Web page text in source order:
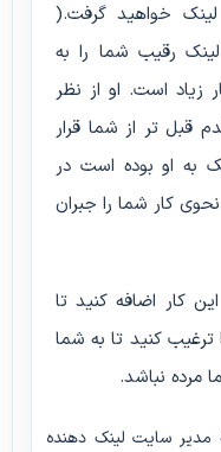
خواهید گرفت.(
رقیب شما را به
زیاد است. او از نظر
قبل تر از شما قرار
به او بوده است در
کار شما را جبران
کار اضافه کنید تا
کنید تا به شما
مرده نباشد.
مدیر سایت لینک دهنده